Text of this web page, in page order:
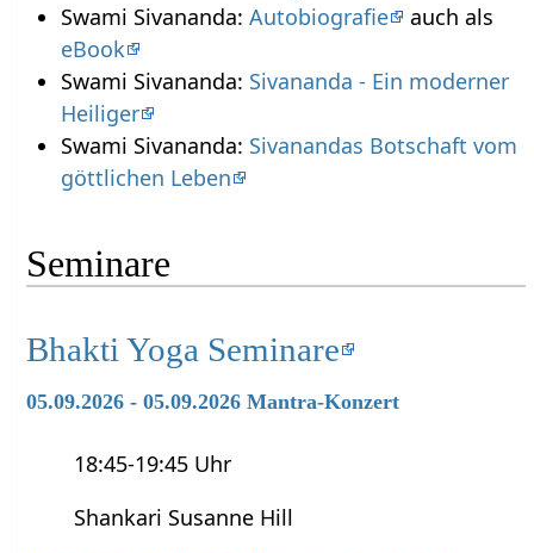
Swami Sivananda: Autobiografie
auch als
eBook
Swami Sivananda: Sivananda - Ein moderner
Heiliger
Swami Sivananda: Sivanandas Botschaft vom
göttlichen Leben
Seminare
Bhakti Yoga Seminare
05.09.2026 - 05.09.2026 Mantra-Konzert
18:45-19:45 Uhr
Shankari Susanne Hill